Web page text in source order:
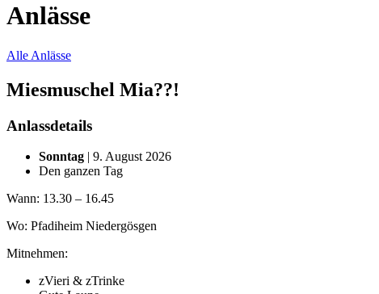
Anlässe
Alle Anlässe
Miesmuschel Mia??!
Anlassdetails
Sonntag | 9. August 2026
Den ganzen Tag
Wann: 13.30 – 16.45
Wo: Pfadiheim Niedergösgen
Mitnehmen:
zVieri & zTrinke